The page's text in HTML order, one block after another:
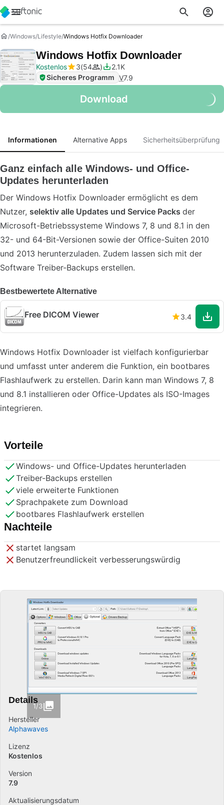
Windows Lifestyle Windows Hotfix Downloader
Windows Hotfix Downloader
Kostenlos 3 54
2.1K
Sicheres Programm V7.9
Download
Informationen Alternative Apps Sicherheitsüberprüfung
Ganz einfach alle Windows- und Office-
Updates herunterladen
Der Windows Hotfix Downloader ermöglicht es dem
Nutzer, selektiv alle Updates und Service Packs der
Microsoft-Betriebssysteme Windows 7, 8 und 8.1 in den
32- und 64-Bit-Versionen sowie der Office-Suiten 2010
und 2013 herunterzuladen. Zudem lassen sich mit der
Software Treiber-Backups erstellen.
Bestbewertete Alternative
Free DICOM Viewer 3.4
Windows Hotfix Downloader ist vielfach konfigurierbar
und umfasst unter anderem die Funktion, ein bootbares
Flashlaufwerk zu erstellen. Darin kann man Windows 7, 8
und 8.1 installieren oder Office-Updates als ISO-Images
integrieren.
Vorteile
Windows- und Office-Updates herunterladen
Treiber-Backups erstellen
viele erweiterte Funktionen
Sprachpakete zum Download
bootbares Flashlaufwerk erstellen
Nachteile
startet langsam
Benutzerfreundlickeit verbesserungswürdig
1/3
Details
Hersteller
Alphawaves
Lizenz
Kostenlos
Version
7.9
Aktualisierungsdatum